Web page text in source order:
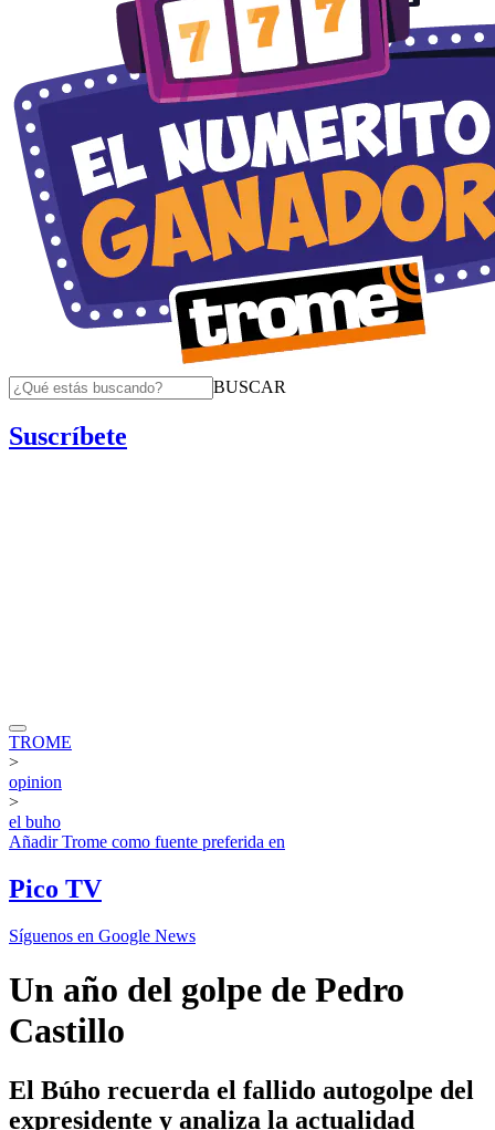
BUSCAR
Suscríbete
TROME
>
opinion
>
el buho
AñadirTrome como fuente preferida en
Pico TV
Síguenos en Google News
Un año del golpe de Pedro
Castillo
El Búho recuerda el fallido autogolpe del
expresidente y analiza la actualidad